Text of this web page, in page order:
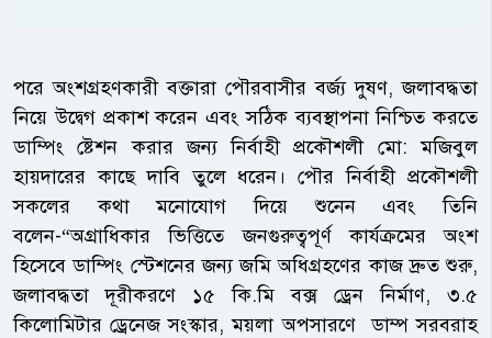
পরে অংশগ্রহণকারী বক্তারা পৌরবাসীর বর্জ্য দুষণ, জলাবদ্ধতা
নিয়ে উদ্বেগ প্রকাশ করেন এবং সঠিক ব্যবস্থাপনা নিশ্চিত করতে
ডাম্পিং ষ্টেশন করার জন্য নির্বাহী প্রকৌশলী মো: মজিবুল
হায়দারের কাছে দাবি তুলে ধরেন। পৌর নির্বাহী প্রকৌশলী
সকলের কথা মনোযোগ দিয়ে শুনেন এবং তিনি
বলেন-“অগ্রাধিকার ভিত্তিতে জনগুরুত্বপূর্ণ কার্যক্রমের অংশ
হিসেবে ডাম্পিং স্টেশনের জন্য জমি অধিগ্রহণের কাজ দ্রুত শুরু,
জলাবদ্ধতা দূরীকরণে ১৫ কি.মি বক্স ড্রেন নির্মাণ, ৩.৫
কিলোমিটার ড্রেনেজ সংস্কার, ময়লা অপসারণে ডাম্প সরবরাহ